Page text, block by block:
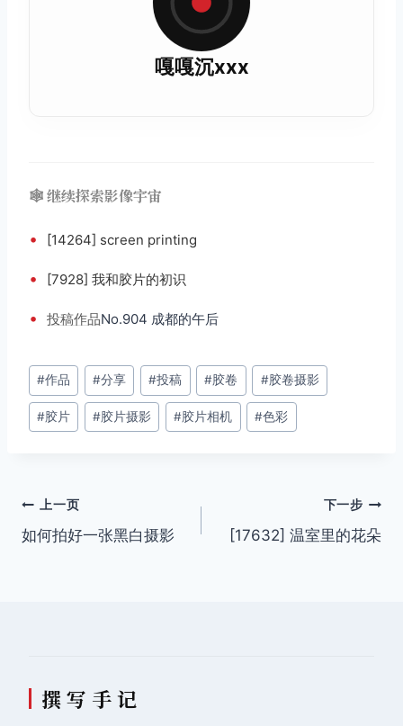
嘎嘎沉xxx
🕸️ 继续探索影像宇宙
• [14264] screen printing
• [7928] 我和胶片的初识
• 投稿作品No.904 成都的午后
文
章
标
#作品 #分享 #投稿 #胶卷 #胶卷摄影
#胶片 #胶片摄影 #胶片相机 #色彩
文
章
上一页
如何拍好一张黑白摄影
下一步
[17632] 温室里的花朵
撰 写 手 记